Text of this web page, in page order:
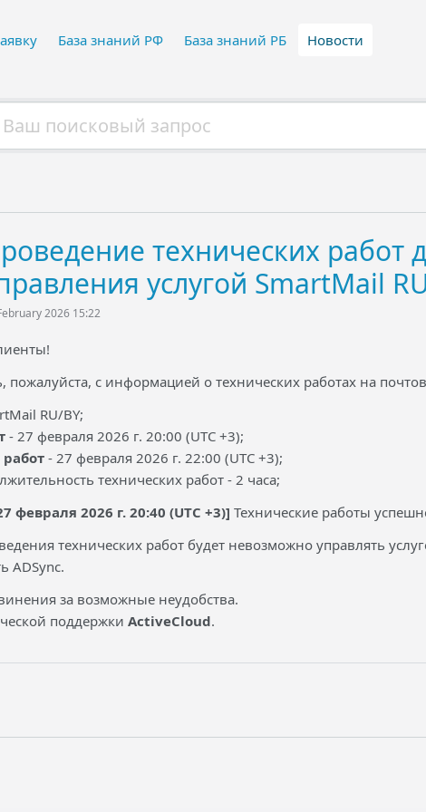
База знаний РФ База знаний РБ Новости
технических работ
услугой SmartMail
2026 15:22
пожалуйста, с информацией о технических работах на
RU/BY;
- 27 февраля 2026 г. 20:00 (UTC +3);
- 27 февраля 2026 г. 22:00 (UTC +3);
технических работ - 2 часа;
февраля 2026 г. 20:40 (UTC +3)] Технические работы
технических работ будет невозможно управлять
ADSync.
за возможные неудобства.
поддержки ActiveCloud.